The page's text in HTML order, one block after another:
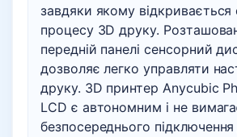
завдяки якому відкривається
процесу 3D друку.
передній панелі сенсорний
дозволяє легко управляти
друку. 3D принтер Anycubic
LCD є автономним і не
безпосереднього